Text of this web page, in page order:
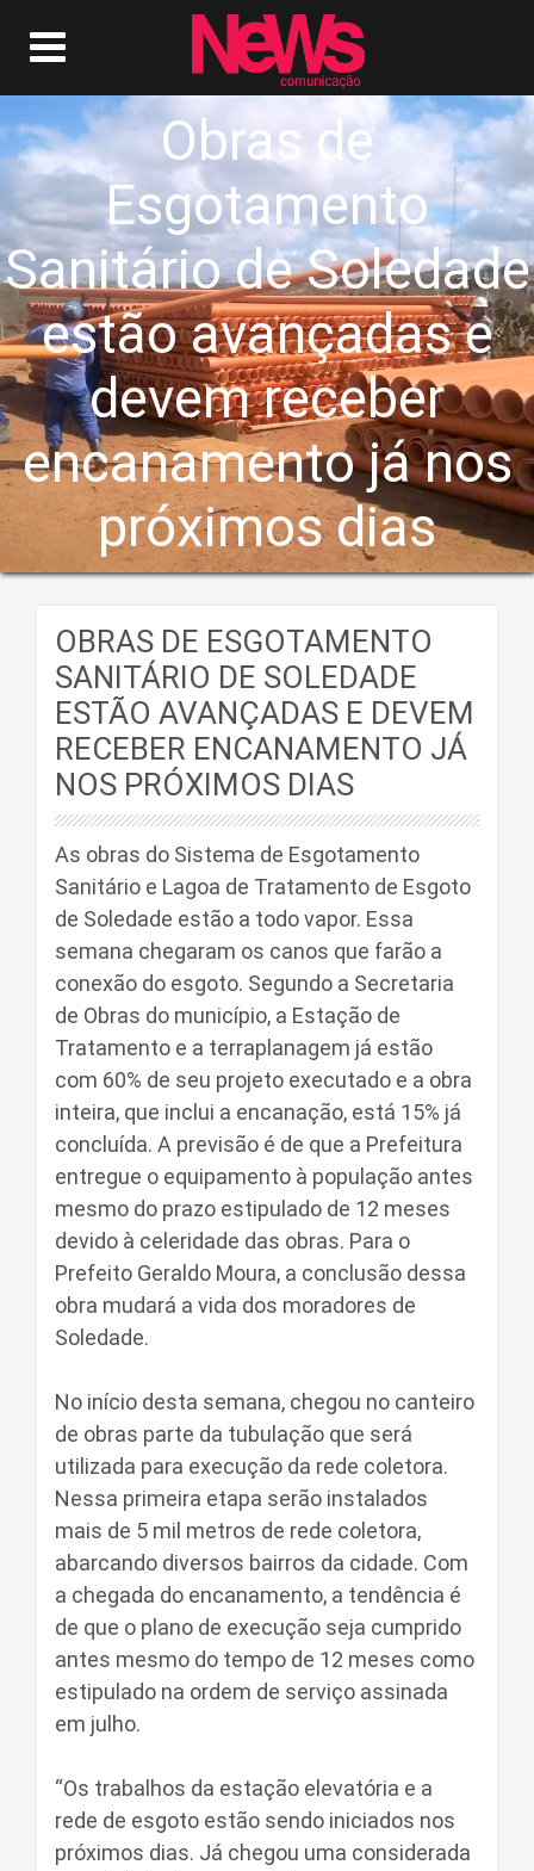
Obras de
Esgotamento
Sanitário de Soledade
estão avançadas e
devem receber
encanamento já nos
próximos dias
OBRAS DE ESGOTAMENTO
SANITÁRIO DE SOLEDADE
ESTÃO AVANÇADAS E DEVEM
RECEBER ENCANAMENTO JÁ
NOS PRÓXIMOS DIAS
As obras do Sistema de Esgotamento
Sanitário e Lagoa de Tratamento de Esgoto
de Soledade estão a todo vapor. Essa
semana chegaram os canos que farão a
conexão do esgoto. Segundo a Secretaria
de Obras do município, a Estação de
Tratamento e a terraplanagem já estão
com 60% de seu projeto executado e a obra
inteira, que inclui a encanação, está 15% já
concluída. A previsão é de que a Prefeitura
entregue o equipamento à população antes
mesmo do prazo estipulado de 12 meses
devido à celeridade das obras. Para o
Prefeito Geraldo Moura, a conclusão dessa
obra mudará a vida dos moradores de
Soledade.
No início desta semana, chegou no canteiro
de obras parte da tubulação que será
utilizada para execução da rede coletora.
Nessa primeira etapa serão instalados
mais de 5 mil metros de rede coletora,
abarcando diversos bairros da cidade. Com
a chegada do encanamento, a tendência é
de que o plano de execução seja cumprido
antes mesmo do tempo de 12 meses como
estipulado na ordem de serviço assinada
em julho.
“Os trabalhos da estação elevatória e a
rede de esgoto estão sendo iniciados nos
próximos dias. Já chegou uma considerada